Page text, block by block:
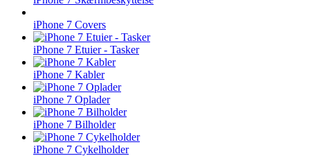
iPhone 7 Covers
iPhone 7 Etuier - Tasker
iPhone 7 Kabler
iPhone 7 Oplader
iPhone 7 Bilholder
iPhone 7 Cykelholder